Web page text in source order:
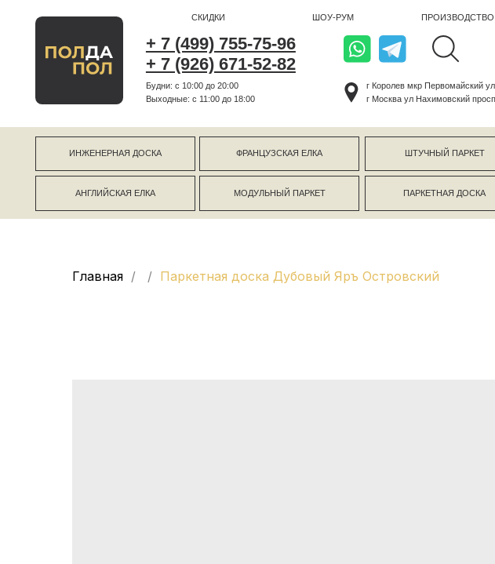
+ 7 (499) 755-75-96
+ 7 (926) 671-52-82
СКИДКИ ШОУ-РУМ ПРОИЗВОДСТВО
Будни: с 10:00 до 20:00
Выходные: c 11:00 до 18:00
г Москва ул Нахимовский проспект 24 ЦДиИ
ИНЖЕНЕРНАЯ ДОСКА
АНГЛИЙСКАЯ ЕЛКА
ФРАНЦУЗСКАЯ ЕЛКА
ПАРКЕТНАЯ ДОСКА
МОДУЛЬНЫЙ ПАРКЕТ
ШТУЧНЫЙ ПАРКЕТ
Главная Паркетная доска Дубовый Яръ Островский